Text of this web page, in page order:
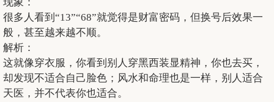
很多人看到“13”“68”就觉得是财富密码，但换号后效果一
般，甚至越来越不顺。
解析：
这就像穿衣服，你看到别人穿黑西装显精神，你也去买，
却发现不适合自己脸色；风水和命理也是一样，别人适合
天医，并不代表你也适合。